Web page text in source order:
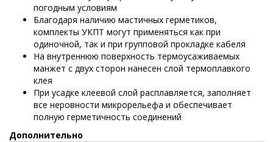
погодным условиям
Благодаря наличию мастичных герметиков,
комплекты УКПТ могут применяться как при
одиночной, так и при групповой прокладке кабеля
На внутреннюю поверхность термоусаживаемых
манжет с двух сторон нанесен слой термоплавкого
клея
При усадке клеевой слой расплавляется, заполняет
все неровности микрорельефа и обеспечивает
полную герметичность соединений
Дополнительно